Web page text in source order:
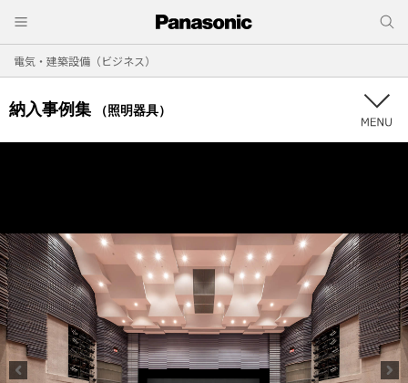
電気・建築設備（ビジネス）
納入事例集 （照明器具）